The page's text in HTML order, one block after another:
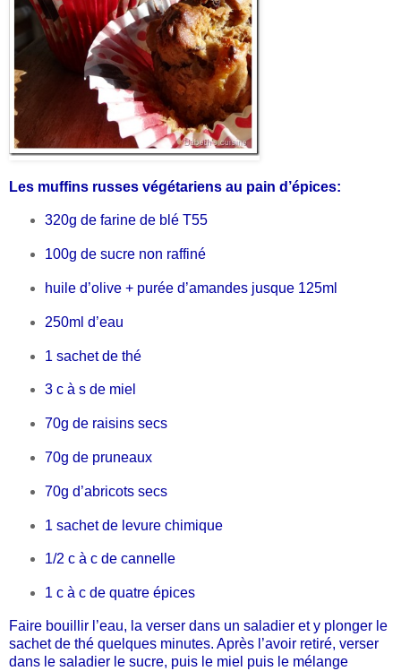
Les muffins russes végétariens au pain d’épices:
320g de farine de blé T55
100g de sucre non raffiné
huile d’olive + purée d’amandes jusque 125ml
250ml d’eau
1 sachet de thé
3 c à s de miel
70g de raisins secs
70g de pruneaux
70g d’abricots secs
1 sachet de levure chimique
1/2 c à c de cannelle
1 c à c de quatre épices
Faire bouillir l’eau, la verser dans un saladier et y plonger le
sachet de thé quelques minutes. Après l’avoir retiré, verser
dans le saladier le sucre, puis le miel puis le mélange